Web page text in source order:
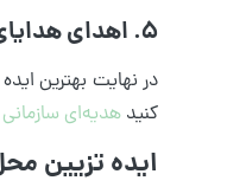
5. اهدای هدایای سازمانی برای یلدا
در نهایت بهترین
کنید هدیه‌ای سازمانی
ایده تزیین